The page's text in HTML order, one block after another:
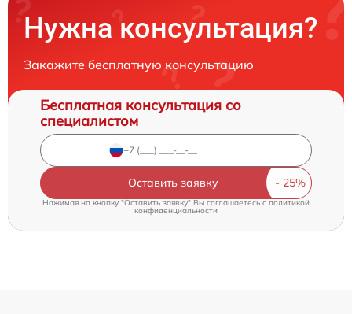
Нужна консультация?
Закажите бесплатную консультацию
Бесплатная консультация со
специалистом
Оставить заявку
Нажимая на кнопку "Оставить заявку" Вы соглашаетесь cполитикой
конфиденциальности